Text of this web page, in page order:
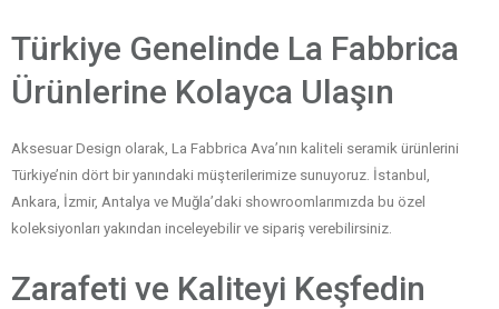
Türkiye Genelinde La Fabbrica
Ürünlerine Kolayca Ulaşın
Aksesuar Design olarak, La Fabbrica Ava’nın kaliteli seramik ürünlerini
Türkiye’nin dört bir yanındaki müşterilerimize sunuyoruz. İstanbul,
Ankara, İzmir, Antalya ve Muğla’daki showroomlarımızda bu özel
koleksiyonları yakından inceleyebilir ve sipariş verebilirsiniz.
Zarafeti ve Kaliteyi Keşfedin